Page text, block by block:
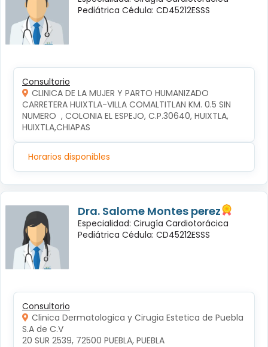
Pediátrica Cédula: CD45212ESSS
Consultorio
CLINICA DE LA MUJER Y PARTO HUMANIZADO
CARRETERA HUIXTLA-VILLA COMALTITLAN KM. 0.5 SIN
NUMERO  , COLONIA EL ESPEJO, C.P.30640, HUIXTLA,
HUIXTLA,CHIAPAS
Horarios disponibles
Dra. Salome Montes perez
Especialidad: Cirugía Cardiotorácica
Pediátrica Cédula: CD45212ESSS
Consultorio
Clinica Dermatologica y Cirugia Estetica de Puebla
S.A de C.V
20 SUR 2539, 72500 PUEBLA, PUEBLA